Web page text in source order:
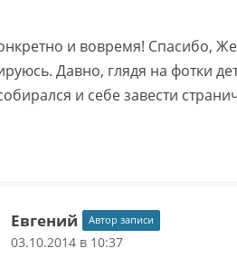
и вовремя! Спасибо,
Давно, глядя на фотки
и себе завести
Евгений Автор записи
03.10.2014 в 10:37